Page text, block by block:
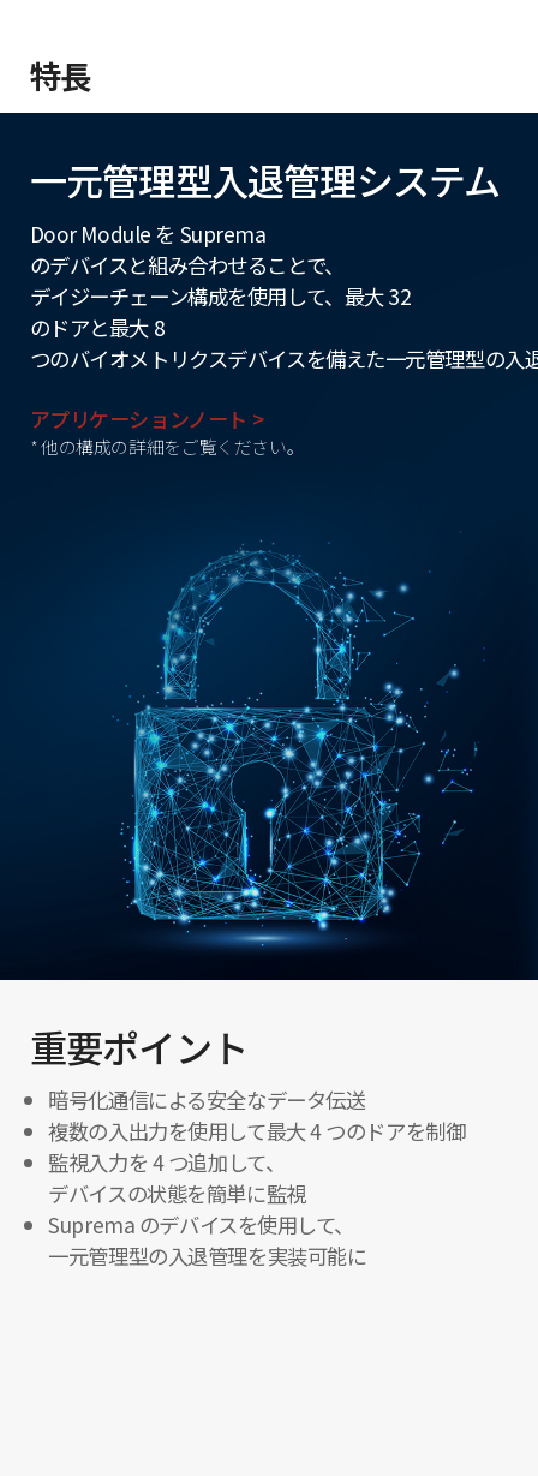
特長
一元管理型入退管理システム
Door Module を Suprema
のデバイスと組み合わせることで、
デイジーチェーン構成を使用して、最大 32
のドアと最大 8
つのバイオメトリクスデバイスを備えた一元管理型の
アプリケーションノート >
* 他の構成の詳細をご覧ください。
重要ポイント
暗号化通信による安全なデータ伝送
複数の入出力を使用して最大 4 つのドアを制御
監視入力を 4 つ追加して、
デバイスの状態を簡単に監視
Suprema のデバイスを使用して、
一元管理型の入退管理を実装可能に